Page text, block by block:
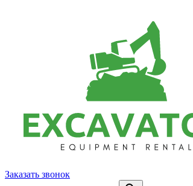
Заказать звонок